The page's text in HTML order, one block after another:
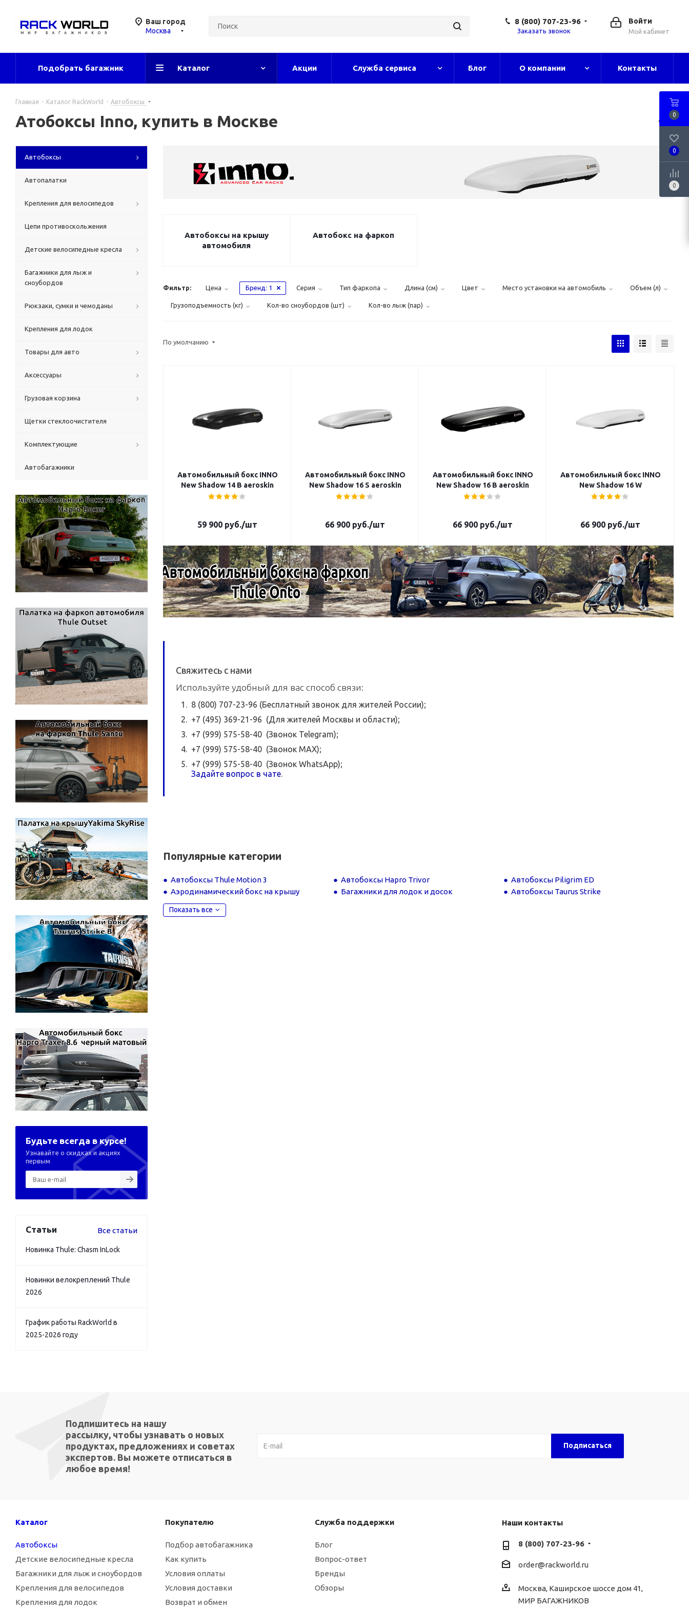
Ваш город
Москва
Войти
Мой кабинет
8 (800) 707-23-96
Заказать звонок
Подобрать багажник Каталог Акции Служба сервиса Блог О компании Контакты
Главная - Каталог RackWorld - Автобоксы
Атобоксы Inno, купить в Москве
Автобоксы на крышу
автомобиля
Автобокс на фаркоп
Фильтр: Цена Бренд: 1 Серия Тип фаркопа Длина (см) Цвет Место установки на автомобиль Объем (л)
Грузоподъемность (кг) Кол-во сноубордов (шт) Кол-во лыж (пар)
По умолчанию
Автомобильный бокс INNO
New Shadow 14 B aeroskin
59 900 руб./шт
Автомобильный бокс INNO
New Shadow 16 S aeroskin
66 900 руб./шт
Автомобильный бокс INNO
New Shadow 16 B aeroskin
66 900 руб./шт
Автомобильный бокс INNO
New Shadow 16 W
66 900 руб./шт
Свяжитесь с нами
Используйте удобный для вас способ связи:
8 (800) 707-23-96 (Бесплатный звонок для жителей России);
+7 (495) 369-21-96 (Для жителей Москвы и области);
+7 (999) 575-58-40 (Звонок Telegram);
+7 (999) 575-58-40 (Звонок MAX);
+7 (999) 575-58-40 (Звонок WhatsApp);
Задайте вопрос в чате.
Популярные категории
Автобоксы Thule Motion 3 Автобоксы Hapro Trivor
Автобоксы Piligrim ED
Аэродинамический бокс на крышу
Багажники для лодок и досок Автобоксы Taurus Strike
Показать все
Автобоксы
Автопалатки
Крепления для велосипедов
Цепи противоскольжения
Детские велосипедные кресла
Багажники для лыж и
сноубордов
Рюкзаки, сумки и чемоданы
Крепления для лодок
Товары для авто
Аксессуары
Грузовая корзина
Щетки стеклоочистителя
Комплектующие
Автобагажники
Будьте всегда в курсе!
Узнавайте о скидках и акциях
первым
Статьи Все статьи
Новинка Thule: Chasm InLock
Новинки велокреплений Thule
2026
График работы RackWorld в
2025-2026 году
Подпишитесь на нашу
рассылку, чтобы узнавать о новых
продуктах, предложениях и советах
экспертов. Вы можете отписаться в
любое время!
Каталог
Автобоксы
Детские велосипедные кресла
Багажники для лыж и сноубордов
Крепления для велосипедов
Крепления для лодок
Покупателю
Подбор автобагажника
Как купить
Условия оплаты
Условия доставки
Возврат и обмен
Служба поддержки
Блог
Вопрос-ответ
Бренды
Обзоры
Наши контакты
8 (800) 707-23-96
order@rackworld.ru
Москва, Каширское шоссе дом 41,
МИР БАГАЖНИКОВ
0
0
0